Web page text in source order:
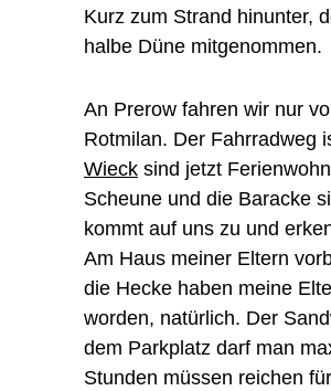
Kurz zum Strand hinunter,
halbe Düne mitgenommen.
An Prerow fahren wir nur
Rotmilan. Der Fahrradweg
Wieck sind jetzt
Scheune und die Baracke
kommt auf uns zu und
Am Haus meiner Eltern
die Hecke haben meine
worden, natürlich. Der
dem Parkplatz darf man
Stunden müssen reichen